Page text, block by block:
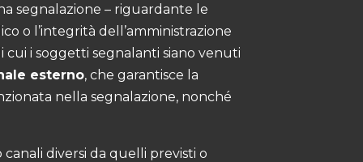
segnalazione – riguardante le
o l’integrità dell’amministrazione
i soggetti segnalanti siano venuti
esterno, che garantisce la
nella segnalazione, nonché
diversi da quelli previsti o